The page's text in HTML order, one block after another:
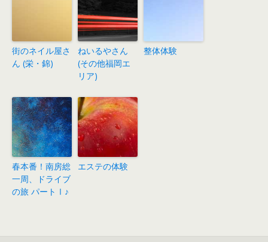
街のネイル屋さ
ん (栄・錦)
ねいるやさん
(その他福岡エ
リア)
整体体験
春本番！南房総
一周、ドライブ
の旅 パートⅠ♪
エステの体験